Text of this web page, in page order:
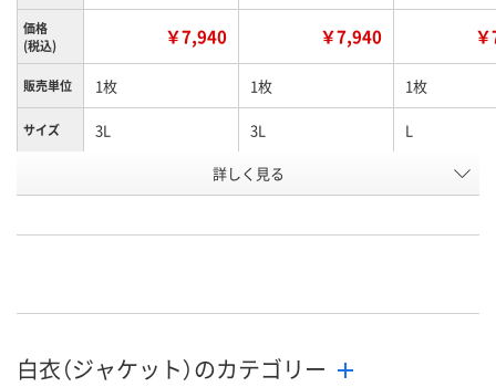
価格
(税込)
￥7,940 ￥7,940
販売単位 1枚 1枚 1枚
サイズ 3L 3L L
ワイン
号
お届け日 8月21日（金）まで 8月21日（金）まで 8月21日（金）
数量 数量
詳しく見る
白衣（ジャケット）のカテゴリー